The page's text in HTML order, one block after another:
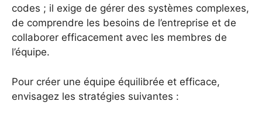
codes ; il exige de gérer des systèmes complexes,
de comprendre les besoins de l’entreprise et de
collaborer efficacement avec les membres de
l’équipe.
Pour créer une équipe équilibrée et efficace,
envisagez les stratégies suivantes :